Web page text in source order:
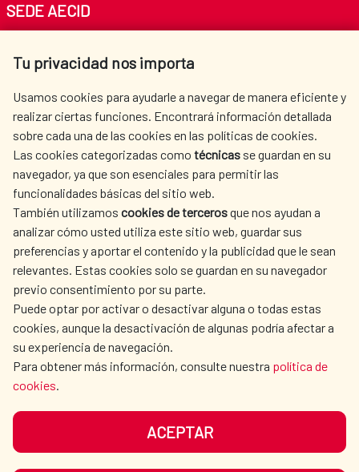
Tu privacidad nos importa
Usamos cookies para ayudarle a navegar de manera eficiente y
realizar ciertas funciones. Encontrará información detallada
sobre cada una de las cookies en las políticas de cookies.
Las cookies categorizadas como técnicas se guardan en su
navegador, ya que son esenciales para permitir las
funcionalidades básicas del sitio web.
También utilizamos cookies de tercerosque nos ayudan a
analizar cómo usted utiliza este sitio web, guardar sus
preferencias y aportar el contenido y la publicidad que le sean
relevantes. Estas cookies solo se guardan en su navegador
previo consentimiento por su parte.
Puede optar por activar o desactivar alguna o todas estas
cookies, aunque la desactivación de algunas podría afectar a
su experiencia de navegación.
Para obtener más información, consulte nuestra política de
cookies.
ACEPTAR
SEDE AECID
Tel. +34 900 20 30 54​​​​​​​
AECID
WHERE DO WE COOPERATE?
SPANISH HUMANITARIAN
ACTION
PRESS ROOM
CULTURE AND SCIENCE LIBRARY
OUR SOCIAL MEDIA
DATA PROTECTION